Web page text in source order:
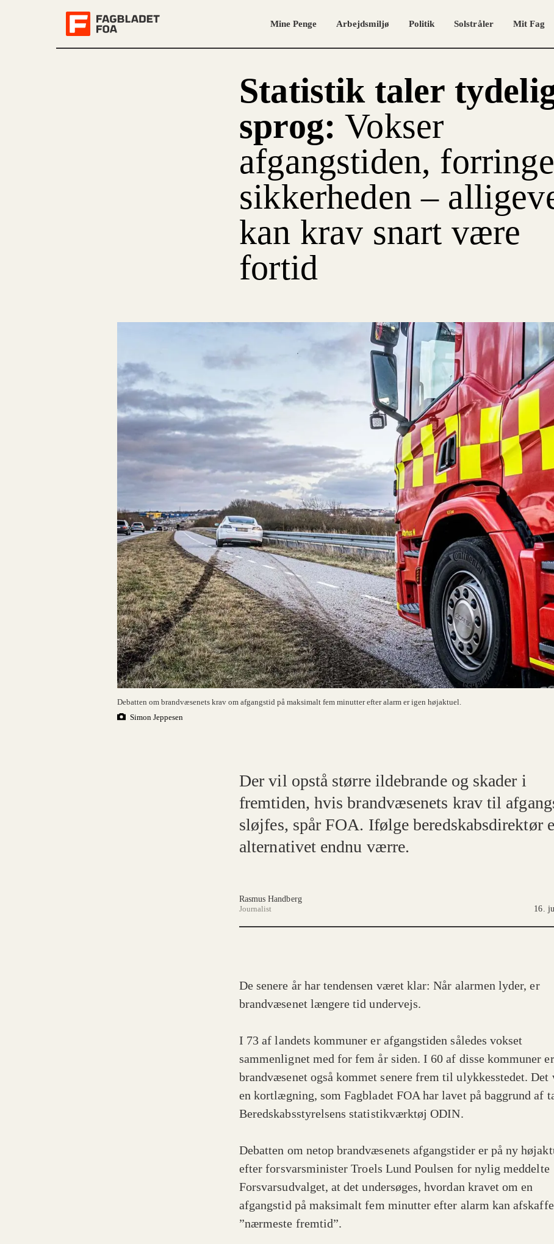
Mine Penge Arbejdsmiljø Politik Solstråler Mit Fag
Statistik taler
sprog:Vokser
afgangstiden,
sikkerheden –
kan krav snart være
fortid
Debatten om brandvæsenets krav om afgangstid på maksimalt fem minutter efter alarm er igen højaktuel.
Simon Jeppesen
Der vil opstå større ildebrande og skader i
fremtiden, hvis brandvæsenets krav til
sløjfes, spår FOA. Ifølge beredskabsdirektør
alternativet endnu værre.
Rasmus Handberg
Journalist
16.
De senere år har tendensen været klar: Når alarmen lyder, er
brandvæsenet længere tid undervejs.
I 73 af landets kommuner er afgangstiden således vokset
sammenlignet med for fem år siden. I 60 af disse kommuner er
brandvæsenet også kommet senere frem til ulykkesstedet. Det
en kortlægning, som Fagbladet FOA har lavet på baggrund af
Beredskabsstyrelsens statistikværktøj ODIN.
Debatten om netop brandvæsenets afgangstider er på ny
efter forsvarsminister Troels Lund Poulsen for nylig meddelte
Forsvarsudvalget, at det undersøges, hvordan kravet om en
afgangstid på maksimalt fem minutter efter alarm kan
”nærmeste fremtid”.